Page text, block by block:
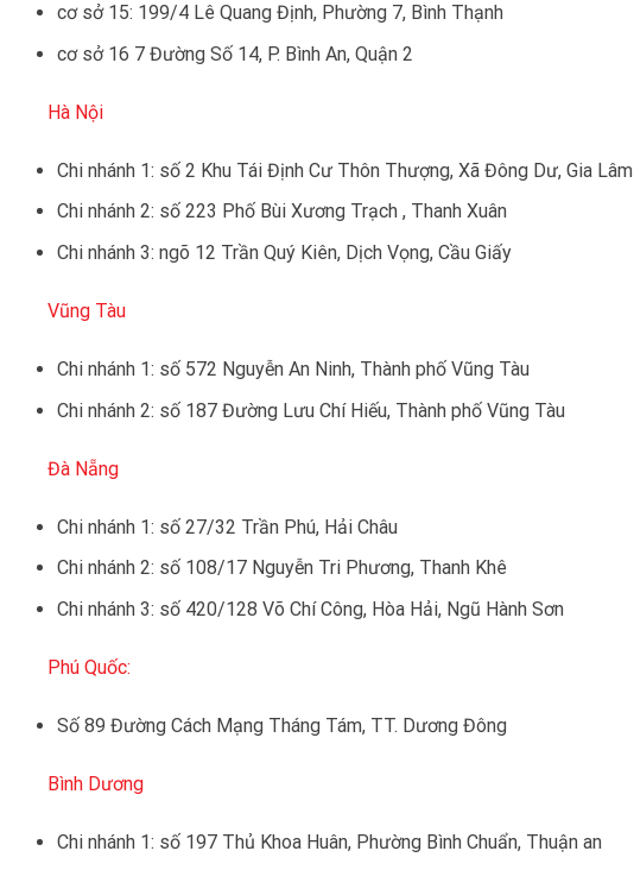
cơ sở 15: 199/4 Lê Quang Định, Phường 7, Bình Thạnh
cơ sở 16 7 Đường Số 14, P. Bình An, Quận 2
Hà Nội
Chi nhánh 1: số 2 Khu Tái Định Cư Thôn Thượng, Xã Đông Dư, Gia Lâm
Chi nhánh 2: số 223 Phố Bùi Xương Trạch , Thanh Xuân
Chi nhánh 3: ngõ 12 Trần Quý Kiên, Dịch Vọng, Cầu Giấy
Vũng Tàu
Chi nhánh 1: số 572 Nguyễn An Ninh, Thành phố Vũng Tàu
Chi nhánh 2: số 187 Đường Lưu Chí Hiếu, Thành phố Vũng Tàu
Đà Nẵng
Chi nhánh 1: số 27/32 Trần Phú, Hải Châu
Chi nhánh 2: số 108/17 Nguyễn Tri Phương, Thanh Khê
Chi nhánh 3: số 420/128 Võ Chí Công, Hòa Hải, Ngũ Hành Sơn
Phú Quốc:
Số 89 Đường Cách Mạng Tháng Tám, TT. Dương Đông
Bình Dương
Chi nhánh 1: số 197 Thủ Khoa Huân, Phường Bình Chuẩn, Thuận an